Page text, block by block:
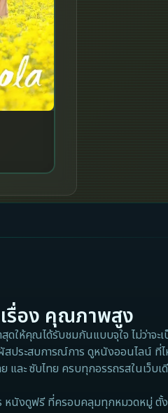
รื่อง คุณภาพสูง
ให้คุณได้รับชมกันแบบจุใจ ไม่ว่าจะ
สประสบการณ์การ ดูหนังออนไลน์ ที่
ละ ซับไทย ครบทุกอรรถรสในเว็บเ
หนังดูฟรี ที่ครอบคลุมทุกหมวดหมู่